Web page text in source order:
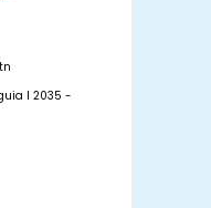
I 2035 -